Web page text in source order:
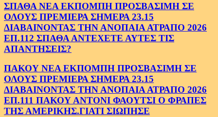
ΣΠΑΘΑ ΝΕΑ ΕΚΠΟΜΠΗ ΠΡΟΣΒΑΣΙΜΗ ΣΕ
ΟΛΟΥΣ ΠΡΕΜΙΕΡΑ ΣΗΜΕΡΑ 23.15
ΔΙΑΒΑΙΝΟΝΤΑΣ ΤΗΝ ΑΝΟΠΑΙΑ ΑΤΡΑΠΟ 2026
ΕΠ.112 ΣΠΑΘΑ ΑΝΤΕΧΕΤΕ ΑΥΤΕΣ ΤΙΣ
ΑΠΑΝΤΗΣΕΙΣ?
ΠΑΚΟΥ ΝΕΑ ΕΚΠΟΜΠΗ ΠΡΟΣΒΑΣΙΜΗ ΣΕ
ΟΛΟΥΣ ΠΡΕΜΙΕΡΑ ΣΗΜΕΡΑ 23.15
ΔΙΑΒΑΙΝΟΝΤΑΣ ΤΗΝ ΑΝΟΠΑΙΑ ΑΤΡΑΠΟ 2026
ΕΠ.111 ΠΑΚΟΥ ΑΝΤΟΝΙ ΦΑΟΥΤΣΙ Ο ΦΡΑΠΕΣ
ΤΗΣ ΑΜΕΡΙΚΗΣ.ΓΙΑΤΙ ΣΙΩΠΗΣΕ